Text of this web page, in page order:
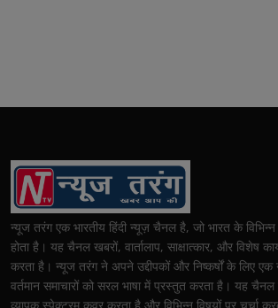
न्यूज तरंग एक भारतीय हिंदी न्यूज़ चैनल है, जो भारत के विभिन्न
होता है। यह चैनल खबरों, वार्तालाप, साक्षात्कार, और विशेष
करता है। न्यूज तरंग ने अपने उद्दीपकों और निष्कर्षों के लिए एक
वर्तमान समाचारों को सरल भाषा में प्रस्तुत करता है। यह